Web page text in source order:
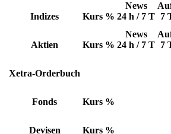
Indizes Kurs %
News
24 h / 7 T 7
Aktien Kurs %
News
24 h / 7 T 7
Xetra-Orderbuch
Fonds Kurs %
Devisen Kurs %